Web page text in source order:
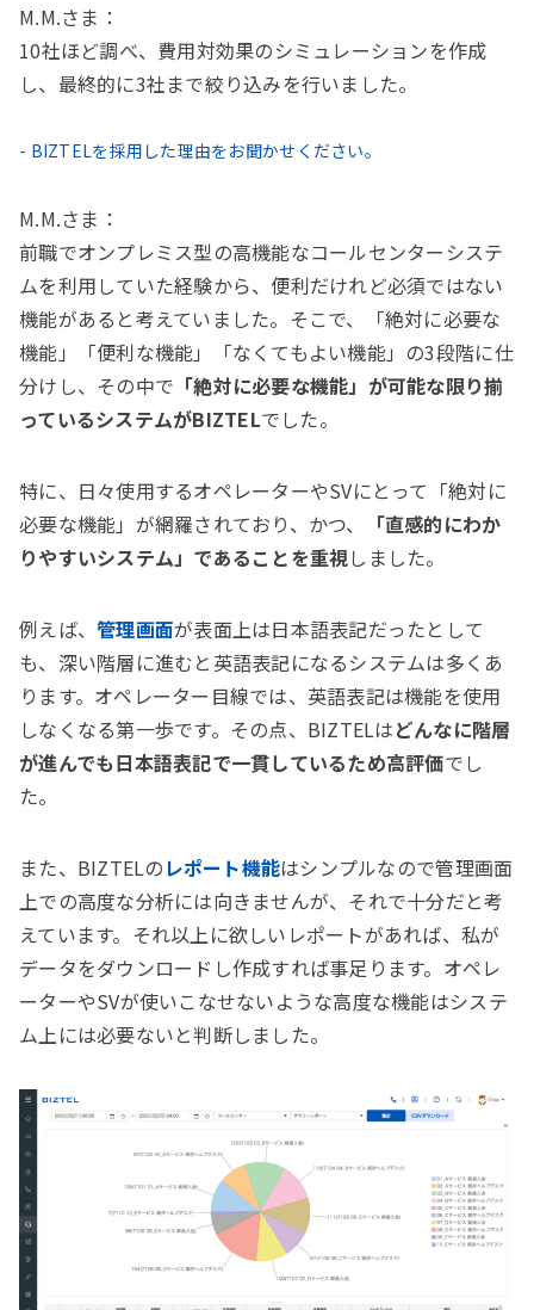
M.M.さま：
10社ほど調べ、費用対効果のシミュレーションを作成
し、最終的に3社まで絞り込みを行いました。
- BIZTELを採用した理由をお聞かせください。
M.M.さま：
前職でオンプレミス型の高機能なコールセンターシステ
ムを利用していた経験から、便利だけれど必須ではない
機能があると考えていました。そこで、「絶対に必要な
機能」「便利な機能」「なくてもよい機能」の3段階に仕
分けし、その中で 「絶対に必要な機能」が可能な限り揃
っているシステムがBIZTELでした。
特に、日々使用するオペレーターやSVにとって「絶対に
必要な機能」が網羅されており、かつ、
「直感的にわか
りやすいシステム」であることを重視しました。
例えば、管理画面が表面上は日本語表記だったとして
も、深い階層に進むと英語表記になるシステムは多くあ
ります。オペレーター目線では、英語表記は機能を使用
しなくなる第一歩です。その点、BIZTELはどんなに階層
が進んでも日本語表記で一貫しているため高評価でし
た。
また、BIZTELの レポート機能はシンプルなので管理画面
上での高度な分析には向きませんが、それで十分だと考
えています。それ以上に欲しいレポートがあれば、私が
データをダウンロードし作成すれば事足ります。オペレ
ーターやSVが使いこなせないような高度な機能はシステ
ム上には必要ないと判断しました。